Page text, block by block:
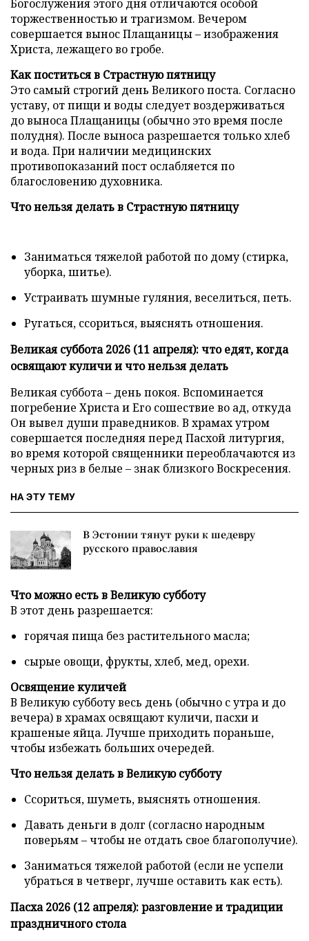
Богослужения этого дня отличаются особой
торжественностью и трагизмом. Вечером
совершается вынос Плащаницы – изображения
Христа, лежащего во гробе.
Как поститься в Страстную пятницу
Это самый строгий день Великого поста. Согласно
уставу, от пищи и воды следует воздерживаться
до выноса Плащаницы (обычно это время после
полудня). После выноса разрешается только хлеб
и вода. При наличии медицинских
противопоказаний пост ослабляется по
благословению духовника.
Что нельзя делать в Страстную пятницу
Заниматься тяжелой работой по дому (стирка,
уборка, шитье).
Устраивать шумные гуляния, веселиться, петь.
Ругаться, ссориться, выяснять отношения.
Великая суббота 2026 (11 апреля): что едят, когда
освящают куличи и что нельзя делать
Великая суббота – день покоя. Вспоминается
погребение Христа и Его сошествие во ад, откуда
Он вывел души праведников. В храмах утром
совершается последняя перед Пасхой литургия,
во время которой священники переоблачаются из
черных риз в белые – знак близкого Воскресения.
НА ЭТУ ТЕМУ
В Эстонии тянут руки к шедевру
русского православия
Что можно есть в Великую субботу
В этот день разрешается:
горячая пища без растительного масла;
сырые овощи, фрукты, хлеб, мед, орехи.
Освящение куличей
В Великую субботу весь день (обычно с утра и до
вечера) в храмах освящают куличи, пасхи и
крашеные яйца. Лучше приходить пораньше,
чтобы избежать больших очередей.
Что нельзя делать в Великую субботу
Ссориться, шуметь, выяснять отношения.
Давать деньги в долг (согласно народным
поверьям – чтобы не отдать свое благополучие).
Заниматься тяжелой работой (если не успели
убраться в четверг, лучше оставить как есть).
Пасха 2026 (12 апреля): разговление и традиции
праздничного стола